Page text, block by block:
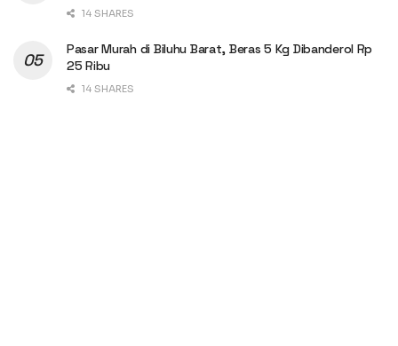
14 SHARES
Pasar Murah di Biluhu Barat, Beras 5 Kg Dibanderol Rp
25 Ribu
14 SHARES